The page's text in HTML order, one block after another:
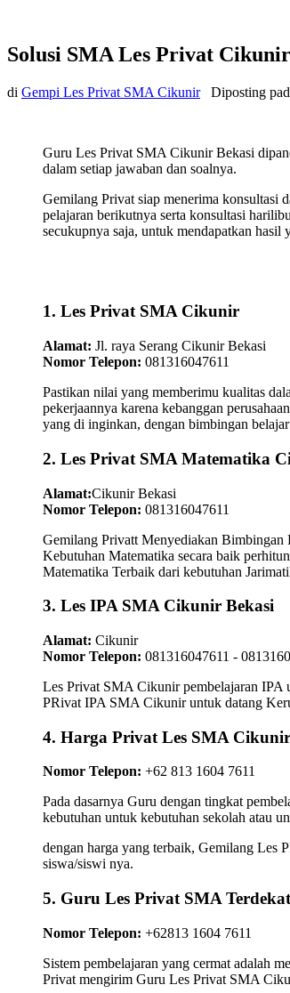
Solusi SMA Les Privat
di Gempi Les Privat SMA Cikunir Diposting
Guru Les Privat SMA Cikunir Bekasi
dalam setiap jawaban dan soalnya.
Gemilang Privat siap menerima konsultasi
pelajaran berikutnya serta konsultasi
secukupnya saja, untuk mendapatkan
1. Les Privat SMA Cikunir
Alamat: Jl. raya Serang Cikunir Bekasi
Nomor Telepon: 081316047611
Pastikan nilai yang memberimu kualitas
pekerjaannya karena kebanggan
yang di inginkan, dengan bimbingan
2. Les Privat SMA Matematika
Alamat:Cikunir Bekasi
Nomor Telepon: 081316047611
Gemilang Privatt Menyediakan Bimbingan
Kebutuhan Matematika secara baik
Matematika Terbaik dari kebutuhan
3. Les IPA SMA Cikunir Bekasi
Alamat: Cikunir
Nomor Telepon: 081316047611 -
Les Privat SMA Cikunir pembelajaran IPA
PRivat IPA SMA Cikunir untuk datang
4. Harga Privat Les SMA Cikunir
Nomor Telepon: +62 813 1604 7611
Pada dasarnya Guru dengan tingkat
kebutuhan untuk kebutuhan sekolah atau
dengan harga yang terbaik, Gemilang Les
siswa/siswi nya.
5. Guru Les Privat SMA
Nomor Telepon: +62813 1604 7611
Sistem pembelajaran yang cermat adalah
Privat mengirim Guru Les Privat SMA